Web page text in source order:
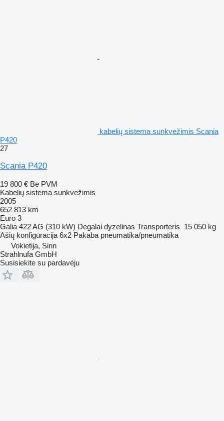
kabelių sistema sunkvežimis Scania
P420
27
Scania P420
19 800 € Be PVM
Kabelių sistema sunkvežimis
2005
652 813 km
Euro 3
Galia 422 AG (310 kW) Degalai dyzelinas Transporteris 15 050 kg
Ašių konfigūracija 6x2 Pakaba pneumatika/pneumatika
Vokietija, Sinn
Strahlnufa GmbH
Susisiekite su pardavėju